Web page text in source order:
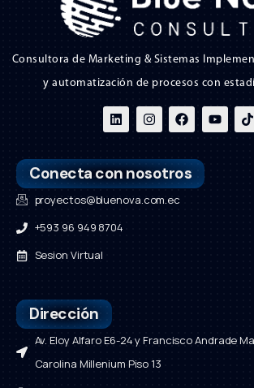
Consultora de Marketing & Sistemas
y automatización de procesos con
Conecta con nosotros
proyectos@bluenova.com.ec
+593 96 949 8704
Sesion Virtual
Dirección
Av. Eloy Alfaro E6-24 y Francisco Andrade
Carolina Millenium Piso 13